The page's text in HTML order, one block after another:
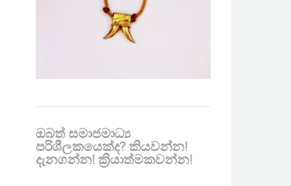
ඔබත් සමාජමාධ්‍ය
පරිශීලකයෙක්ද? කියවන්න!
දැනගන්න! ක්‍රියාත්මකවන්න!